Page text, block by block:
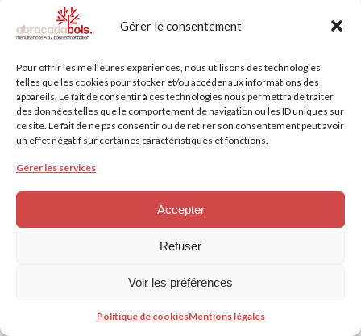
Gérer le consentement
Pour offrir les meilleures expériences, nous utilisons des technologies
telles que les cookies pour stocker et/ou accéder aux informations des
appareils. Le fait de consentir à ces technologies nous permettra de traiter
des données telles que le comportement de navigation ou les ID uniques sur
ce site. Le fait de ne pas consentir ou de retirer son consentement peut avoir
un effet négatif sur certaines caractéristiques et fonctions.
Gérer les services
Accepter
Refuser
Voir les préférences
Politique de cookiesMentions légales
pourrions créer pour vous. ✨ Contactez-nous pour commencer
votre projet !
#SavoirFaireArtisanal
Politique de protection des données -